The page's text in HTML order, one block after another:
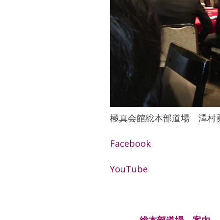
極真会館総本部道場 澤村
Facebook
YouTube